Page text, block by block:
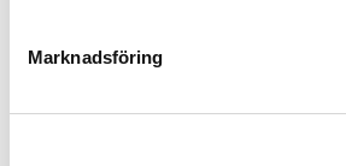
Marknadsföring